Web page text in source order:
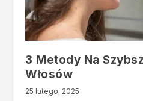
3 Metody Na
Włosów
25 lutego, 2025